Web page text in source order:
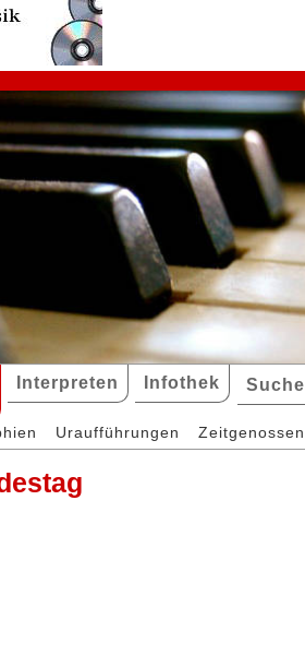
Interpreten Infothek Suche
Uraufführungen Zeitgenossen